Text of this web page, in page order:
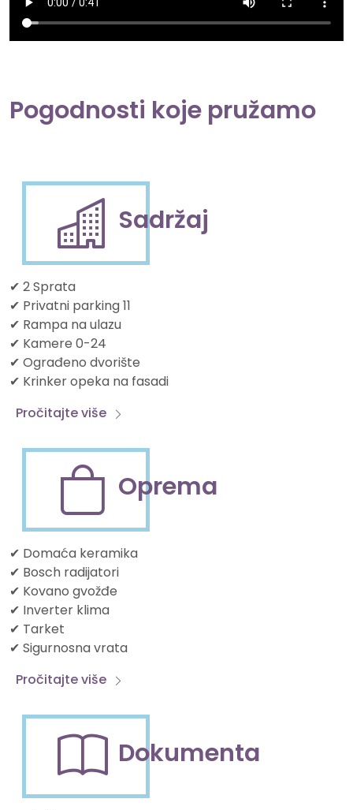
Pogodnosti koje pružamo
Sadržaj
✔ 2 Sprata
✔ Privatni parking 11
✔ Rampa na ulazu
✔ Kamere 0-24
✔ Ograđeno dvorište
✔ Krinker opeka na fasadi
Pročitajte više
Oprema
✔ Domaća keramika
✔ Bosch radijatori
✔ Kovano gvožđe
✔ Inverter klima
✔ Tarket
✔ Sigurnosna vrata
Pročitajte više
Dokumenta